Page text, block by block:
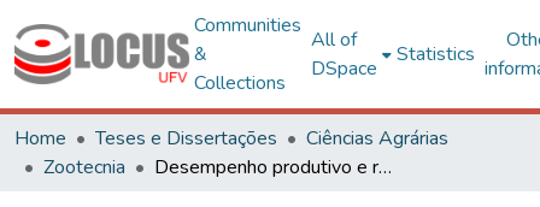
Communities
&
Collections
All of
DSpace
Statistics
Home Teses e Dissertações
Ciências Agrárias
Zootecnia
Desempenho produtivo e reprodutivo de vacas leiteiras suplementadas com gordura dietética no pré e pós- parto